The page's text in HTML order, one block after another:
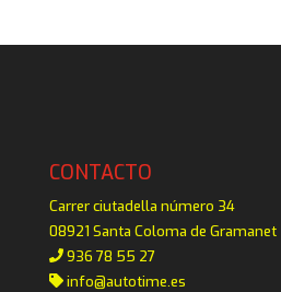
CONTACTO
Carrer ciutadella número 34
08921 Santa Coloma de Gramanet
936 78 55 27
info@autotime.es